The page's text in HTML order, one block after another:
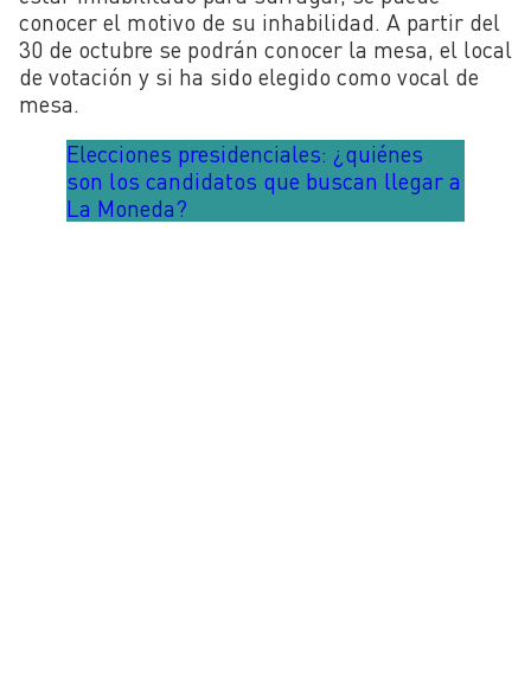
conocer el motivo de su inhabilidad. A partir del
30 de octubre se podrán conocer la mesa, el local
de votación y si ha sido elegido como vocal de
mesa.
Elecciones presidenciales: ¿quiénes
son los candidatos que buscan llegar a
La Moneda?